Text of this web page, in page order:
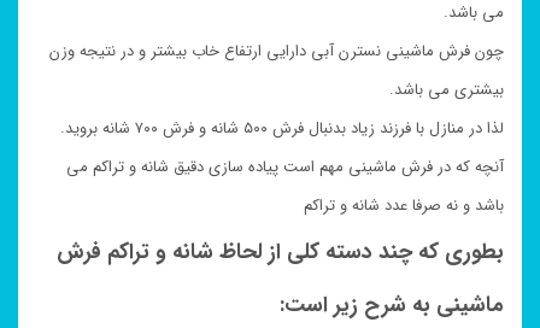
می باشد.
چون فرش ماشینی نسترن آبی دارایی ارتفاع خاب بیشتر و در نتیجه وزن
بیشتری می باشد.
لذا در منازل با فرزند زیاد بدنبال فرش ۵۰۰ شانه و فرش ۷۰۰ شانه بروید.
آنچه که در فرش ماشینی مهم است پیاده سازی دقیق شانه و تراکم می
باشد و نه صرفا عدد شانه و تراکم
بطوری که چند دسته کلی از لحاظ شانه و تراکم فرش
ماشینی به شرح زیر است: